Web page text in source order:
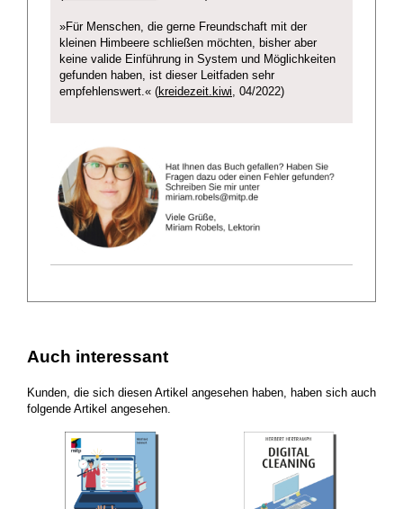
»Für Menschen, die gerne Freundschaft mit der
kleinen Himbeere schließen möchten, bisher aber
keine valide Einführung in System und Möglichkeiten
gefunden haben, ist dieser Leitfaden sehr
empfehlenswert.« (kreidezeit.kiwi, 04/2022)
Auch interessant
Kunden, die sich diesen Artikel angesehen haben, haben sich auch
folgende Artikel angesehen.